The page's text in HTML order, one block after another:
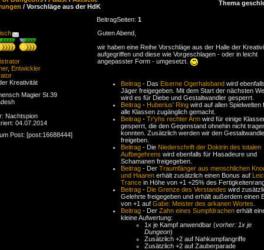
/ Vorschläge aus der HdK Thema
BeitragSeiten: 1
, Entwickler
Kreativität
Magier St.39
Nachtspion
04.07.2014
Post: [post:16688444]
Guten Abend,
wir haben eine Reihe Vorschläge aus der Halle der
aufgegriffen und diese wie Vorgeschlagen - oder in leicht
angepasster Form - umgesetzt.
Beitrag - Das Eiserne Ogerhalsband wird
Jäger freigegeben. Mit dem Start der nächsten
wird es für Diebe und Gestaltwandler gesperrt.
Beitrag - Huberius' Ring wird auf allen Spielwelten
alle Klassen zugänglich gemacht.
Beitrag - Tr'yhs rechter Arm wird für einige
gesperrt, die den Gegenstand ohnehin nicht
konnten. Zusätzlich werden wir den
freigeben.
Beitrag - Die Niederschrift der Doktrin des totalen
Aufbegehrens wird ebenfalls für Hasadeure und
Schamanen freigegeben.
Beitrag - Der Traumfänger aus menschlichen
und Haaren erhält zusätzlich einen Bonus auf
Trance in Höhe von +1 +25% des
Beitrag - Die Grenze des Verstandes wird
Gelehrte freigegeben und erhält außerdem einen
von +1 auf Gabe: Meister des arkanen Wortes
Beitrag - Der Zahn eines Sumpfdrachen erhält
kleine Aufwertung:
1x je Kampf anwendbar (vorher: 1x je
Dungeon)
Zusätzlich +2 auf Nahkampfangriffe
Zusätzlich +2 auf Zauberparade